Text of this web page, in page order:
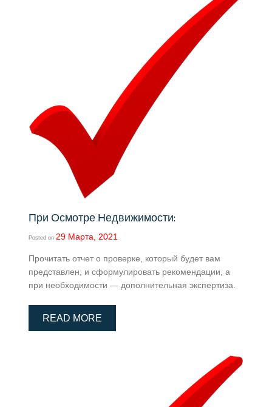
При Осмотре Недвижимости:
Posted on 29 Марта, 2021
Прочитать отчет о проверке, который будет вам
представлен, и сформулировать рекомендации, а
при необходимости — дополнительная экспертиза.
READ MORE